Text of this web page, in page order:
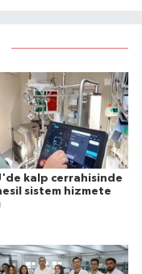
kalp cerrahisinde
sistem hizmete